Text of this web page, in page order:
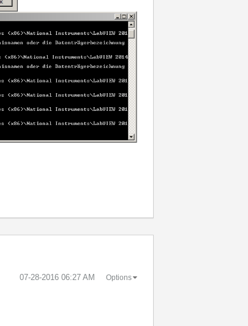
‎07-28-2016 06:27 AM Options